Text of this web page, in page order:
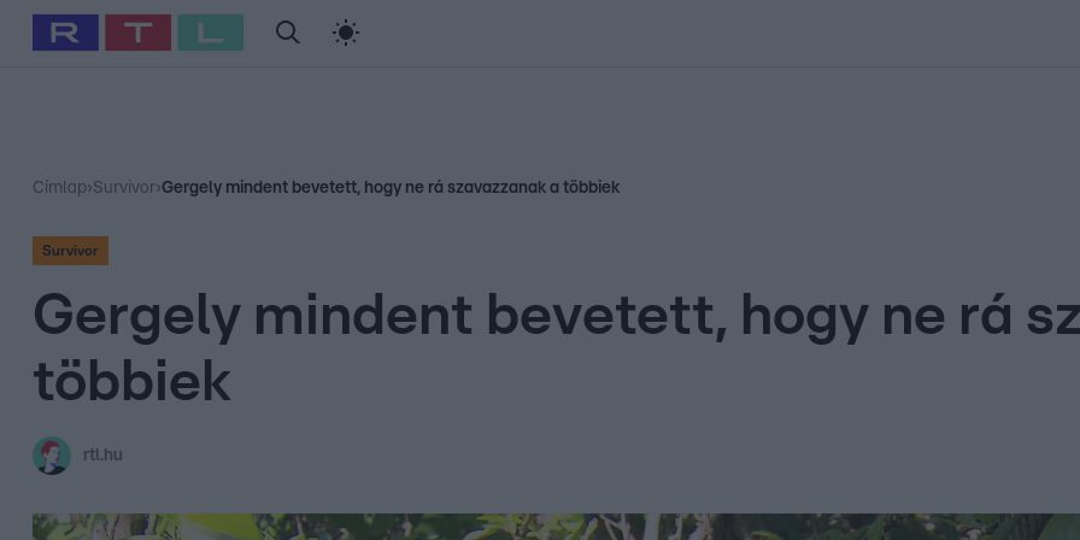
Babits Marcella Szellő István Most Wanted
Címlap›Survivor›Gergely mindent bevetett, hogy ne rá szavazzanak a többiek
Survivor
Gergely mindent bevetett, hogy ne rá
többiek
rtl.hu